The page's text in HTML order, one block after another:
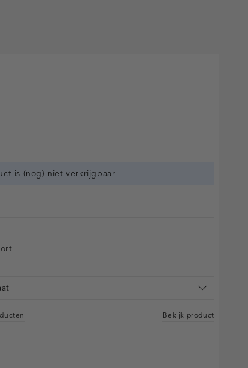
is (nog) niet verkrijgbaar
Bekijk product